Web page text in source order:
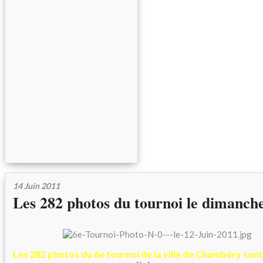
14 Juin 2011
Les 282 photos du tournoi le
Les 282 photos du 6e tournoi de la ville de Chambéry